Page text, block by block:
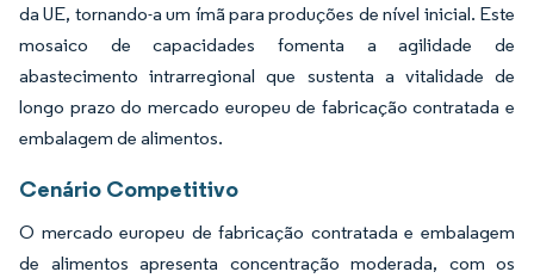
da UE, tornando-a um ímã para produções de nível inicial. Este
mosaico de capacidades fomenta a agilidade de
abastecimento intrarregional que sustenta a vitalidade de
longo prazo do mercado europeu de fabricação contratada e
embalagem de alimentos.
Cenário Competitivo
O mercado europeu de fabricação contratada e embalagem
de alimentos apresenta concentração moderada, com os